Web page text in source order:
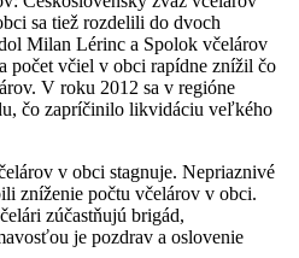
sa tiež rozdelili do dvoch
Milan Lérinc a Spolok včelárov
počet včiel v obci rapídne znížil čo
V roku 2012 sa v regióne
čo zapríčinilo likvidáciu veľkého
v obci stagnuje. Nepriaznivé
zníženie počtu včelárov v obci.
zúčastňujú brigád,
je pozdrav a oslovenie